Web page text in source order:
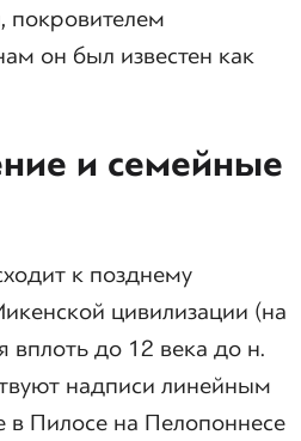
покровителем
он был известен как
и семейные
к позднему
цивилизации (на
вплоть до 12 века до н.
надписи линейным
Пилосе на Пелопоннесе